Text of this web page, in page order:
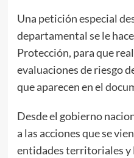
Una petición especial
departamental se le
Protección, para que
evaluaciones de riesgo
que aparecen en el
Desde el gobierno
a las acciones que se
entidades territoriales y